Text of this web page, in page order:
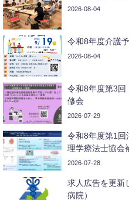
2026-08-04
令和8年度介護
2026-08-04
令和8年度第3回
修会
2026-07-29
令和8年度第1回
理学療法士協会
2026-07-28
求人広告を更
病院）